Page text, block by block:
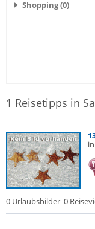
Shopping (0)
1 Reisetipps in
0 Urlaubsbilder 0